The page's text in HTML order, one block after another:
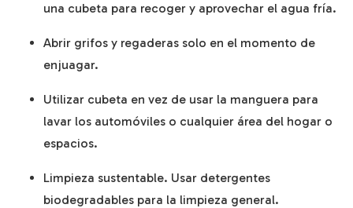
una cubeta para recoger y aprovechar el agua fría.
Abrir grifos y regaderas solo en el momento de
enjuagar.
Utilizar cubeta en vez de usar la manguera para
lavar los automóviles o cualquier área del hogar o
espacios.
Limpieza sustentable. Usar detergentes
biodegradables para la limpieza general.